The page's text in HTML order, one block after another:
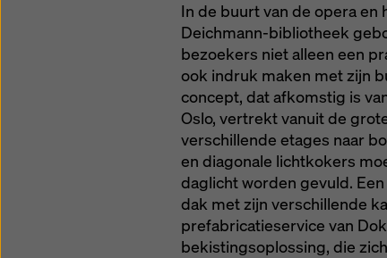
In de buurt van de opera
Deichmann-bibliotheek
bezoekers niet alleen een
ook indruk maken met zijn
concept, dat afkomstig is
Oslo, vertrekt vanuit de
verschillende etages naar
en diagonale lichtkokers
daglicht worden gevuld.
dak met zijn verschillende
prefabricatieservice van
bekistingsoplossing, die